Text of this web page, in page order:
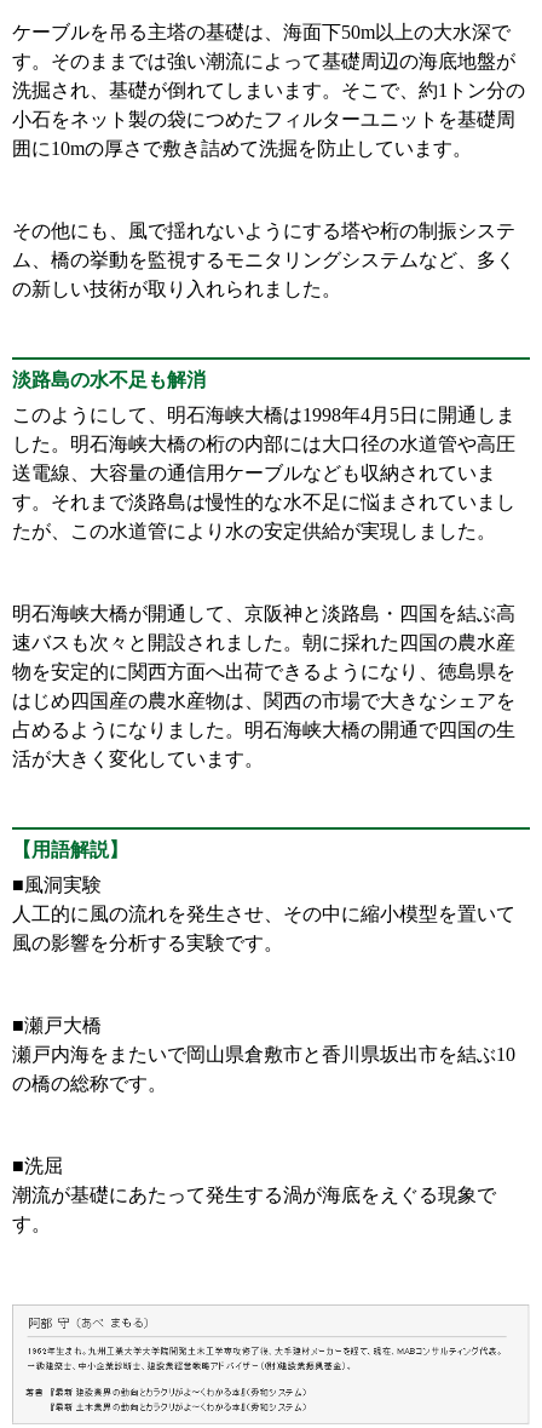
ケーブルを吊る主塔の基礎は、海面下50m以上の大水深で
す。そのままでは強い潮流によって基礎周辺の海底地盤が
洗掘され、基礎が倒れてしまいます。そこで、約1トン分の
小石をネット製の袋につめたフィルターユニットを基礎周
囲に10mの厚さで敷き詰めて洗掘を防止しています。
その他にも、風で揺れないようにする塔や桁の制振システ
ム、橋の挙動を監視するモニタリングシステムなど、多く
の新しい技術が取り入れられました。
淡路島の水不足も解消
このようにして、明石海峡大橋は1998年4月5日に開通しま
した。明石海峡大橋の桁の内部には大口径の水道管や高圧
送電線、大容量の通信用ケーブルなども収納されていま
す。それまで淡路島は慢性的な水不足に悩まされていまし
たが、この水道管により水の安定供給が実現しました。
明石海峡大橋が開通して、京阪神と淡路島・四国を結ぶ高
速バスも次々と開設されました。朝に採れた四国の農水産
物を安定的に関西方面へ出荷できるようになり、徳島県を
はじめ四国産の農水産物は、関西の市場で大きなシェアを
占めるようになりました。明石海峡大橋の開通で四国の生
活が大きく変化しています。
【用語解説】
■風洞実験
人工的に風の流れを発生させ、その中に縮小模型を置いて
風の影響を分析する実験です。
■瀬戸大橋
瀬戸内海をまたいで岡山県倉敷市と香川県坂出市を結ぶ10
の橋の総称です。
■洗屈
潮流が基礎にあたって発生する渦が海底をえぐる現象で
す。